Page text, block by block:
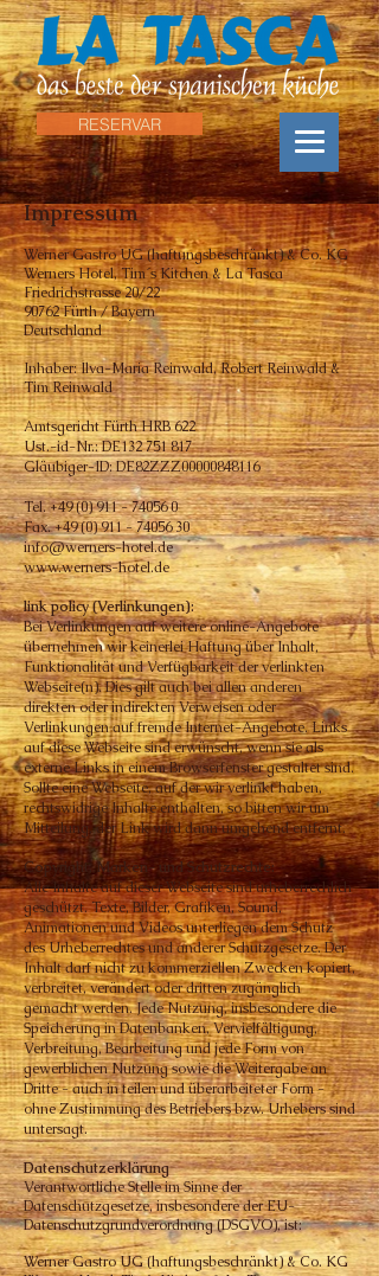
RESERVAR
Impressum
Werner Gastro UG (haftungsbeschränkt) & Co. KG
Werners Hotel, Tim´s Kitchen & La Tasca
Friedrichstrasse 20/22
90762 Fürth / Bayern
Deutschland
Inhaber: Ilva-Maria Reinwald, Robert Reinwald &
Tim Reinwald
Amtsgericht Fürth HRB 622
Ust.-id-Nr.: DE132 751 817
Gläubiger-ID: DE82ZZZ00000848116
Tel.+49 (0) 911 - 74056 0
Fax.+49 (0) 911 - 74056 30
info@werners-hotel.de
www.werners-hotel.de
link policy (Verlinkungen):
Bei Verlinkungen auf weitere online-Angebote
übernehmen wir keinerlei Haftung über Inhalt,
Funktionalität und Verfügbarkeit der verlinkten
Webseite(n). Dies gilt auch bei allen anderen
direkten oder indirekten Verweisen oder
Verlinkungen auf fremde Internet-Angebote.Links
auf diese Webseite sind erwünscht, wenn sie als
externe Links in einem Browserfenster gestaltet sind.
Sollte eine Webseite, auf der wirverlinkt haben,
rechtswidrige Inhalte enthalten, so bitten wir um
Mitteilung, der Link wird dann umgehend entfernt.
Copyright, Marken- und Schutzrechte:
Alle Inhalte auf dieser Webseite sind urheberrechlich
geschützt. Texte, Bilder, Grafiken, Sound,
Animationen und Videos unterliegen dem Schutz
des Urheberrechtes und anderer Schutzgesetze. Der
Inhalt darf nicht zu kommerziellen Zwecken kopiert,
verbreitet, verändert oderdritten zugänglich
gemacht werden. Jede Nutzung, insbesondere die
Speicherung in Datenbanken, Vervielfältigung,
Verbreitung, Bearbeitungund jede Form von
gewerblichen Nutzung sowie die Weitergabe an
Dritte - auch in teilen und überarbeiteter Form -
ohne Zustimmungdes Betriebers bzw. Urhebers sind
untersagt.
Datenschutzerklärung
Verantwortliche Stelle im Sinne der
Datenschutzgesetze, insbesondere der EU-
Datenschutzgrundverordnung (DSGVO), ist:
Werner Gastro UG (haftungsbeschränkt) & Co. KG